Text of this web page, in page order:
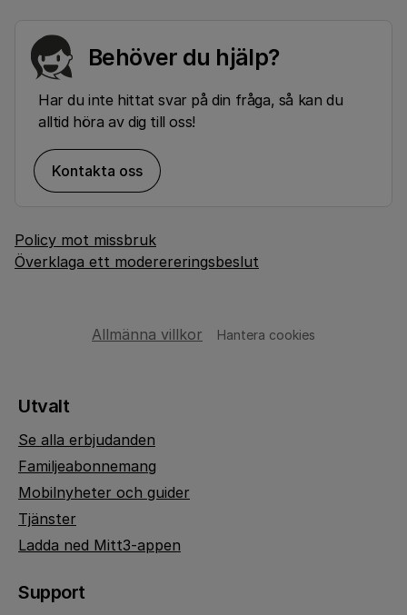
Behöver du hjälp?
Har du inte hittat svar på din fråga, så kan du
alltid höra av dig till oss!
Kontakta oss
Policy mot missbruk
Överklaga ett moderereringsbeslut
Allmänna villkor Hantera cookies
Utvalt
Se alla erbjudanden
Familjeabonnemang
Mobilnyheter och guider
Tjänster
Ladda ned Mitt3-appen
Support